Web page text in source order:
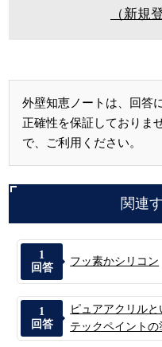
（新規
外壁知恵ノートは、回答
正確性を保証しておりま
で、ご利用ください。
関連
1
回答
フッ素かシリコン
1
回答
ピュアアクリルと
テックペイントの